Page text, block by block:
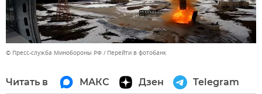
© Пресс-служба Минобороны РФ Перейти в фотобанк
Читать в МАКС Дзен Telegram